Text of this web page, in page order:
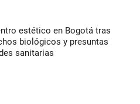
estético en Bogotá tras
biológicos y presuntas
sanitarias